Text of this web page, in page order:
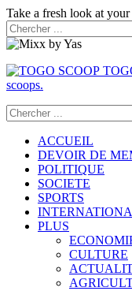
Take a fresh look at
scoops.
ACCUEIL
DEVOIR DE
POLITIQUE
SOCIETE
SPORTS
PLUS
CULTURE